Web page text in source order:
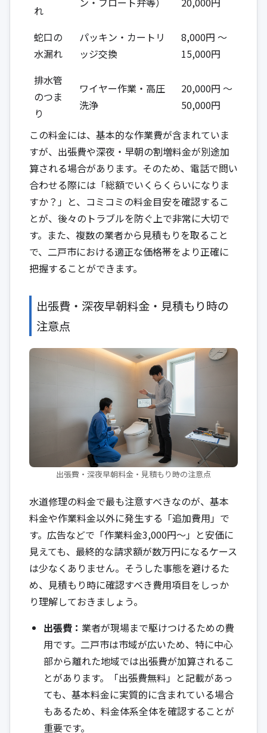
れ
蛇口の
水漏れ
パッキン・カートリ
ッジ交換
8,000円 ～
15,000円
排水管
のつま
り
ワイヤー作業・高圧
洗浄
20,000円 ～
50,000円
この料金には、基本的な作業費が含まれていま
すが、出張費や深夜・早朝の割増料金が別途加
算される場合があります。そのため、電話で問い
合わせる際には「総額でいくらくらいになりま
すか？」と、コミコミの料金目安を確認するこ
とが、後々のトラブルを防ぐ上で非常に大切で
す。また、複数の業者から見積もりを取ること
で、二戸市における適正な価格帯をより正確に
把握することができます。
出張費・深夜早朝料金・見積もり時の
注意点
出張費・深夜早朝料金・見積もり時の注意点
水道修理の料金で最も注意すべきなのが、基本
料金や作業料金以外に発生する「追加費用」で
す。広告などで「作業料金3,000円〜」と安価に
見えても、最終的な請求額が数万円になるケース
は少なくありません。そうした事態を避けるた
め、見積もり時に確認すべき費用項目をしっか
り理解しておきましょう。
出張費： 業者が現場まで駆けつけるための費
用です。二戸市は市域が広いため、特に中心
部から離れた地域では出張費が加算されるこ
とがあります。「出張費無料」と記載があっ
ても、基本料金に実質的に含まれている場合
もあるため、料金体系全体を確認することが
重要です。